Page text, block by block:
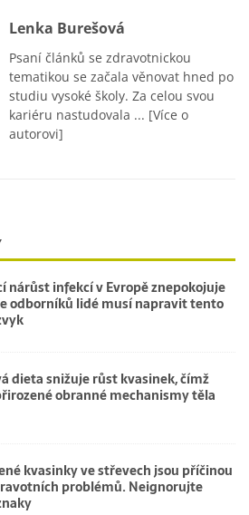
Lenka Burešová
Psaní článků se zdravotnickou
tematikou se začala věnovat hned po
studiu vysoké školy. Za celou svou
kariéru nastudovala ... [Více o
autorovi]
nárůst infekcí v Evropě znepokojuje
odborníků lidé musí napravit tento
dieta snižuje růst kvasinek, čímž
obranné mechanismy těla
kvasinky ve střevech jsou příčinou
problémů. Neignorujte